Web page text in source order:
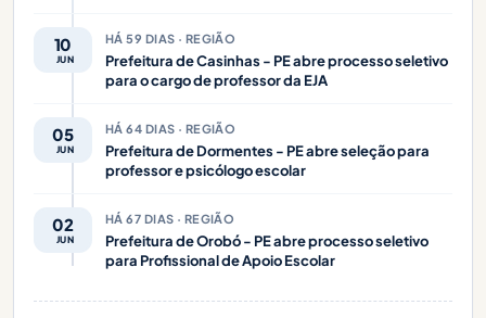
10
JUN
HÁ 59 DIAS · REGIÃO
Prefeitura de Casinhas - PE abre processo seletivo
para o cargo de professor da EJA
05
JUN
HÁ 64 DIAS · REGIÃO
Prefeitura de Dormentes - PE abre seleção para
professor e psicólogo escolar
02
JUN
HÁ 67 DIAS · REGIÃO
Prefeitura de Orobó - PE abre processo seletivo
para Profissional de Apoio Escolar